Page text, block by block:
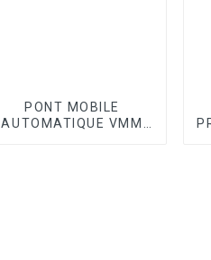
PONT MOBILE
AUTOMATIQUE VMM